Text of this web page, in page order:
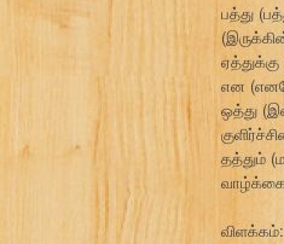
பத்து
என
ஒத்து
தத்தும்
விளக்கம்: